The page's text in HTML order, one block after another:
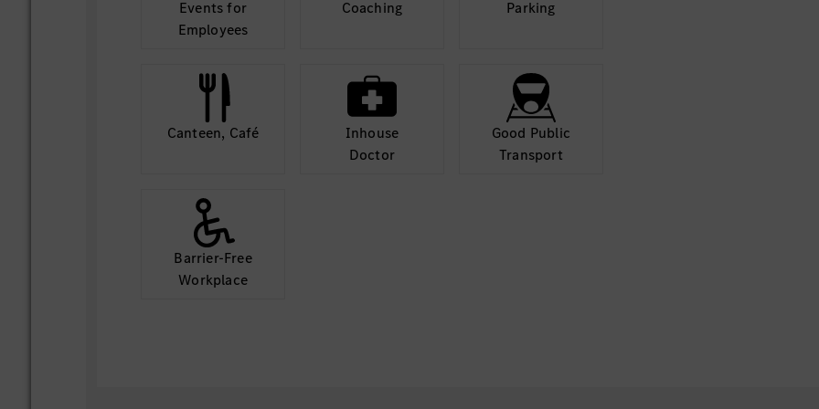
Events for
Employees
Coaching Parking
Canteen, Café
Inhouse
Doctor
Good Public
Transport
Barrier-Free
Workplace